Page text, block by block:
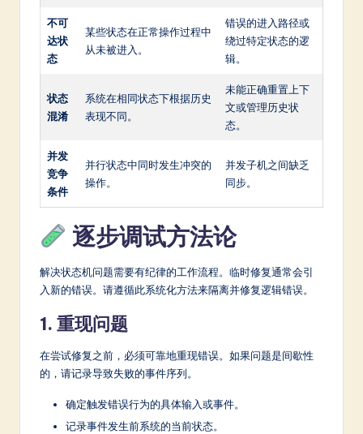
不可
达状
态
某些状态在正常操作过程中
从未被进入。
错误的进入路径或
绕过特定状态的逻
辑。
状态
混淆
系统在相同状态下根据历史
表现不同。
未能正确重置上下
文或管理历史状
态。
并发
竞争
条件
并行状态中同时发生冲突的
操作。
并发子机之间缺乏
同步。
逐步调试方法论
解决状态机问题需要有纪律的工作流程。临时修复通常会引
入新的错误。请遵循此系统化方法来隔离并修复逻辑错误。
1. 重现问题
在尝试修复之前，必须可靠地重现错误。如果问题是间歇性
的，请记录导致失败的事件序列。
确定触发错误行为的具体输入或事件。
记录事件发生前系统的当前状态。